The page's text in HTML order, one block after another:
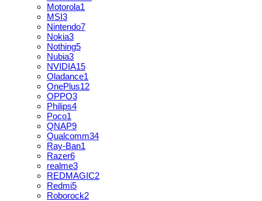
Motorola1
MSI3
Nintendo7
Nokia3
Nothing5
Nubia3
NVIDIA15
Oladance1
OnePlus12
OPPO3
Philips4
Poco1
QNAP9
Qualcomm34
Ray-Ban1
Razer6
realme3
REDMAGIC2
Redmi5
Roborock2